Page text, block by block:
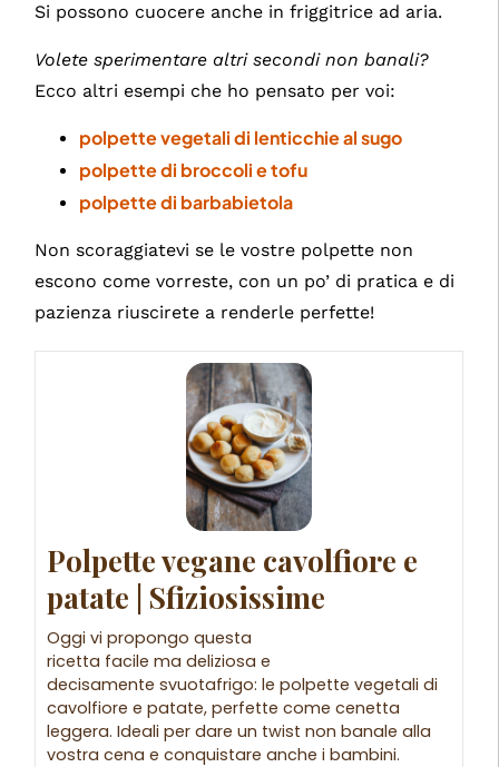
Si possono cuocere anche in friggitrice ad aria.
Volete sperimentare altri secondi non banali?
Ecco altri esempi che ho pensato per voi:
polpette vegetali di lenticchie al sugo
polpette di broccoli e tofu
polpette di barbabietola
Non scoraggiatevi se le vostre polpette non
escono come vorreste, con un po’ di pratica e di
pazienza riuscirete a renderle perfette!
Polpette vegane cavolfiore e
patate | Sfiziosissime
Oggi vi propongo questa
ricetta facile ma deliziosa e
decisamente svuotafrigo: le polpette vegetali di
cavolfiore e patate, perfette come cenetta
leggera. Ideali per dare un twist non banale alla
vostra cena e conquistare anche i bambini.